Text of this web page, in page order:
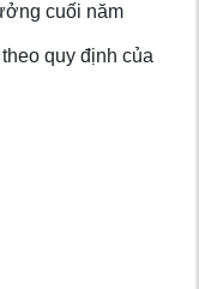
cuối năm
quy định của